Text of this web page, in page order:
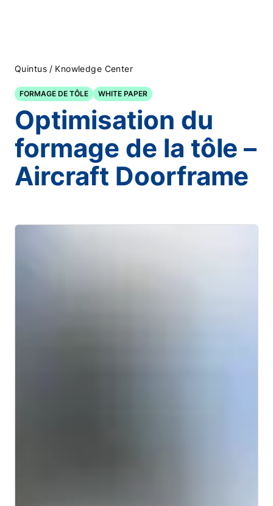
Quintus / Knowledge Center
FORMAGE DE TÔLE WHITE PAPER
Optimisation du
formage de la tôle –
Aircraft Doorframe